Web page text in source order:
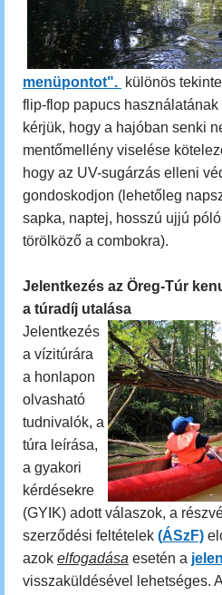
menüpontot". különös
flip-flop papucs
kérjük, hogy a hajóban senki
mentőmellény viselése
hogy az UV-sugárzás elleni
gondoskodjon (lehetőleg
sapka, naptej, hosszú ujjú
törölköző a combokra).
Jelentkezés az Öreg-Túr
a túradíj utalása
Jelentkezés
a vízitúrára
a honlapon
olvasható
tudnivalók, a
túra leírása,
a gyakori
kérdésekre
(GYIK) adott válaszok, a
szerződési feltételek (ÁSzF)
azok elfogadása esetén a
visszaküldésével lehetséges.